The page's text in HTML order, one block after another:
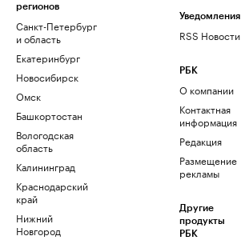
регионов
Санкт-Петербург
и область
Екатеринбург
Новосибирск
Омск
Башкортостан
Вологодская
область
Калининград
Краснодарский
край
Нижний
Новгород
Уведомления
RSS Новости
РБК
О компании
Контактная
информация
Редакция
Размещение
рекламы
Другие
продукты
РБК